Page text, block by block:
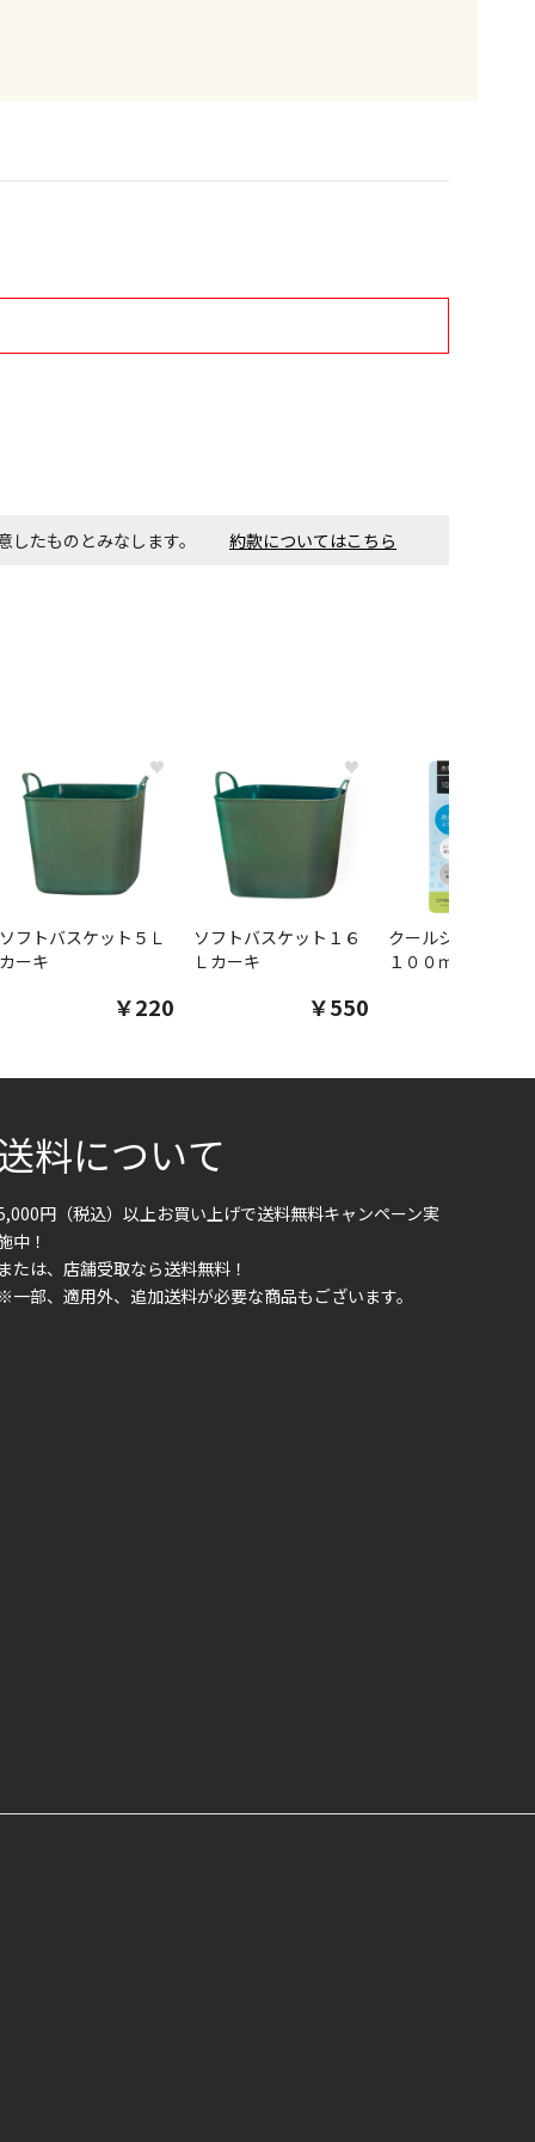
意したものとみなします。 約款についてはこちら
♥
ソフトバスケット５Ｌ
カーキ
￥220
♥
ソフトバスケット１６
Ｌカーキ
￥550
クールシャツスプ
１００ｍｌ
料について
円（税込）以上お買い上げで送料無料キャンペーン実
中！
または、店舗受取なら送料無料！
※一部、適用外、追加送料が必要な商品もございます。